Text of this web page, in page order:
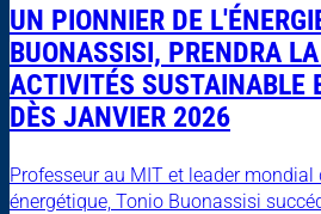
UN PIONNIER DE
BUONASSISI, PRENDRA
ACTIVITÉS SUSTAINABLE
DÈS JANVIER 2026
Professeur au MIT et leader mondial
énergétique, Tonio Buonassisi